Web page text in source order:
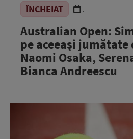
ÎNCHEIAT .
Australian Open:
pe aceeaşi jumătate
Naomi Osaka,
Bianca Andreescu